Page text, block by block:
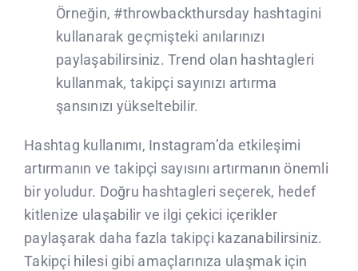
Örneğin, #throwbackthursday hashtagini
kullanarak geçmişteki anılarınızı
paylaşabilirsiniz. Trend olan hashtagleri
kullanmak, takipçi sayınızı artırma
şansınızı yükseltebilir.
Hashtag kullanımı, Instagram’da etkileşimi
artırmanın ve takipçi sayısını artırmanın önemli
bir yoludur. Doğru hashtagleri seçerek, hedef
kitlenize ulaşabilir ve ilgi çekici içerikler
paylaşarak daha fazla takipçi kazanabilirsiniz.
Takipçi hilesi gibi amaçlarınıza ulaşmak için